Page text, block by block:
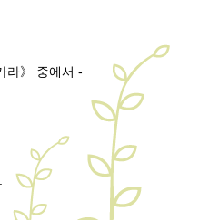
라》 중에서 -